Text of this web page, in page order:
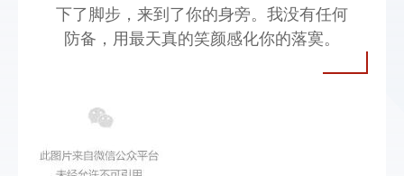
下了脚步，来到了你的身旁。我没有任何
防备，用最天真的笑颜感化你的落寞。